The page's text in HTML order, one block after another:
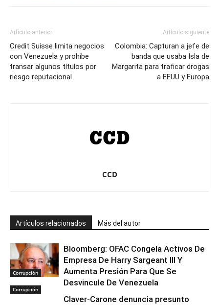
Artículo anterior
Credit Suisse limita negocios
con Venezuela y prohíbe
transar algunos títulos por
riesgo reputacional
Artículo siguiente
Colombia: Capturan a jefe de
banda que usaba Isla de
Margarita para traficar drogas
a EEUU y Europa
CCD
Artículos relacionados Más del autor
Corrupción
Bloomberg: OFAC Congela Activos De
Empresa De Harry Sargeant III Y
Aumenta Presión Para Que Se
Desvincule De Venezuela
Corrupción
Claver-Carone denuncia presunto